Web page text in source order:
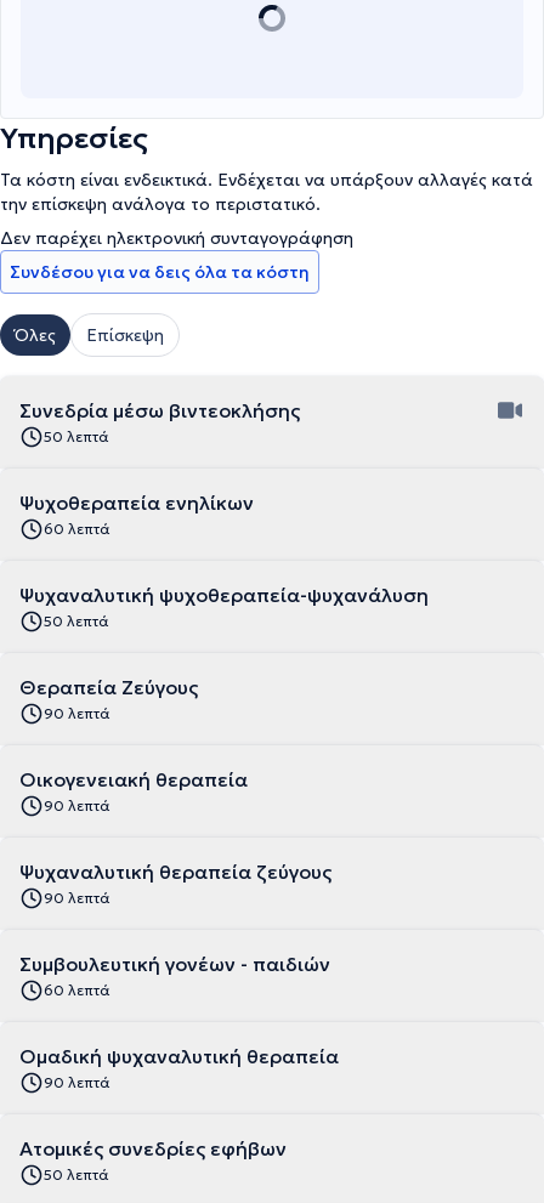
Υπηρεσίες
Τα κόστη είναι ενδεικτικά. Ενδέχεται να υπάρξουν αλλαγές κατά
την επίσκεψη ανάλογα το περιστατικό.
Δεν παρέχει ηλεκτρονική συνταγογράφηση
Συνδέσου για να δεις όλα τα κόστη
Όλες Επίσκεψη
Συνεδρία μέσω βιντεοκλήσης
50 λεπτά
Ψυχοθεραπεία ενηλίκων
60 λεπτά
Ψυχαναλυτική ψυχοθεραπεία-ψυχανάλυση
50 λεπτά
Θεραπεία Ζεύγους
90 λεπτά
Οικογενειακή θεραπεία
90 λεπτά
Ψυχαναλυτική θεραπεία ζεύγους
90 λεπτά
Συμβουλευτική γονέων - παιδιών
60 λεπτά
Ομαδική ψυχαναλυτική θεραπεία
90 λεπτά
Ατομικές συνεδρίες εφήβων
50 λεπτά